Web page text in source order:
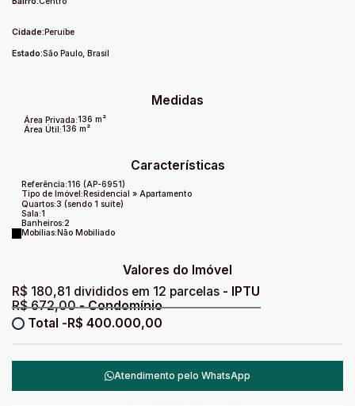
Cidade:Peruíbe
Estado:São Paulo, Brasil
Medidas
Área Privada:136 m²
Área Útil:136 m²
Características
Referência:116(AP-6951)
Tipo de Imóvel: Residencial» Apartamento
Quartos:3 (sendo 1 suíte)
Sala:1
Banheiros:2
Mobílias: Não Mobiliado
Valores do Imóvel
R$ 400.000,00
R$ 180,81 divididos em 12 parcelas
R$ 672,00
Atendimento pelo WhatsApp